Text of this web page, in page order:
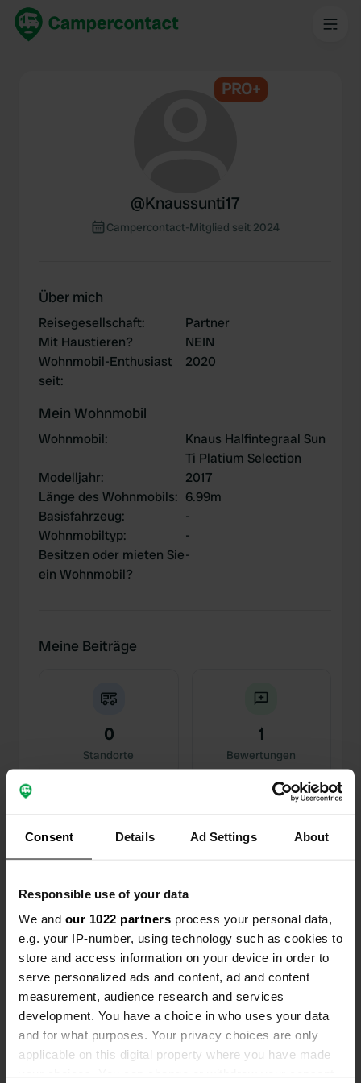
Consent Details Ad Settings About
Responsible use of your data
We and our 1022 partners process your personal data,
e.g. your IP-number, using technology such as cookies to
store and access information on your device in order to
serve personalized ads and content, ad and content
measurement, audience research and services
development. You have a choice in who uses your data
and for what purposes. Your privacy choices are only
applicable on this digital property where you have made
PRO+
@Knaussunti17
Campercontact-Mitglied seit 2024
Über mich
Reisegesellschaft:
Partner
Mit Haustieren?
NEIN
Wohnmobil-Enthusiast
seit:
2020
Mein Wohnmobil
Wohnmobil:
Knaus Halfintegraal Sun
Ti Platium Selection
Modelljahr:
2017
Länge des Wohnmobils: 6.99m
Basisfahrzeug:
-
Wohnmobiltyp:
-
Besitzen oder mieten Sie
ein Wohnmobil?
-
Meine Beiträge
0
Standorte
1
Bewertungen
Aktivitätszeitleiste
Fotos
Einem Ort wurde ein Foto
hinzugefügt
vor 11
Monaten